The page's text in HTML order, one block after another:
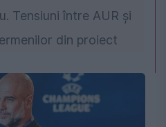
Tensiuni între AUR și
din proiect